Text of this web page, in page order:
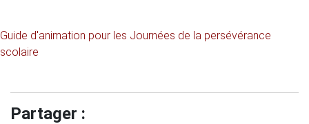
Guide d'animation pour les Journées de la persévérance
scolaire
Partager :